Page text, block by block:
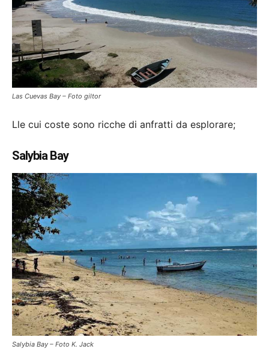
Las Cuevas Bay – Foto giltor
Lle cui coste sono ricche di anfratti da esplorare;
Salybia Bay
Salybia Bay – Foto K. Jack